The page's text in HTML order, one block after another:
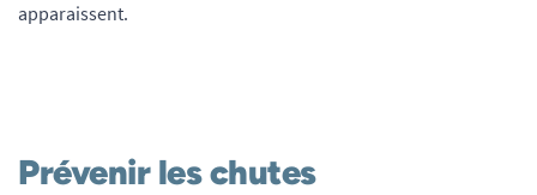
apparaissent.
Prévenir les chutes